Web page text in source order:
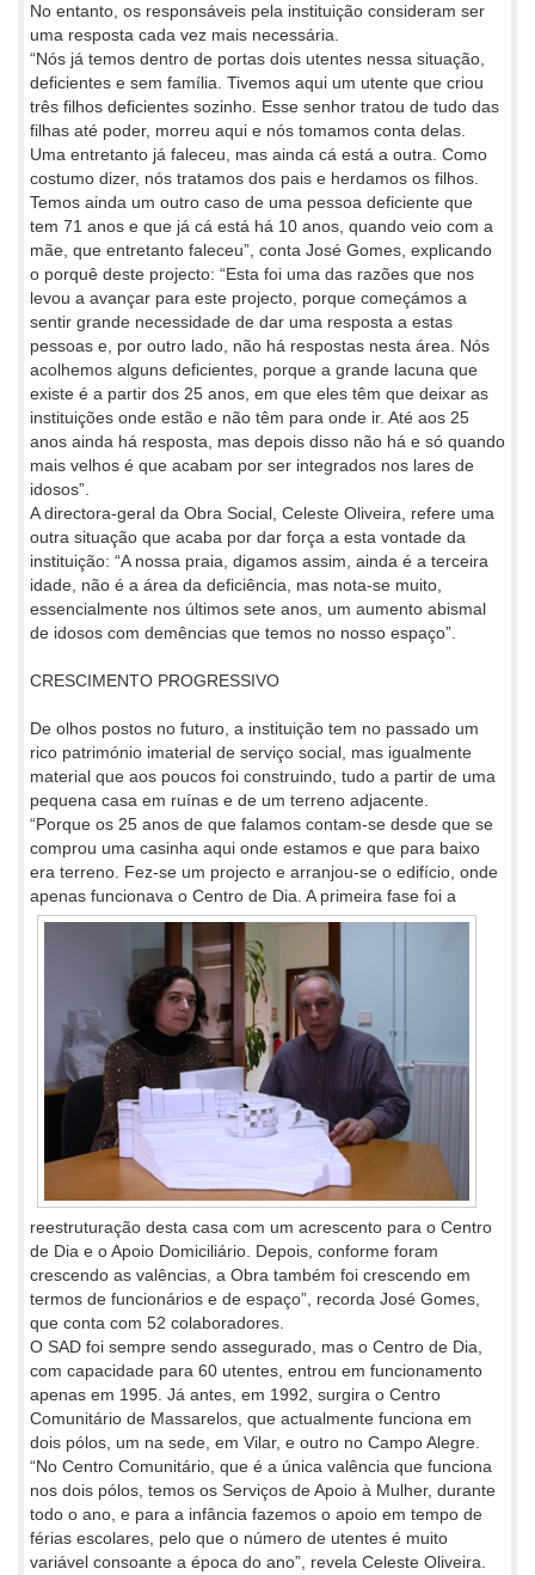
No entanto, os responsáveis pela instituição consideram ser
uma resposta cada vez mais necessária.
“Nós já temos dentro de portas dois utentes nessa situação,
deficientes e sem família. Tivemos aqui um utente que criou
três filhos deficientes sozinho. Esse senhor tratou de tudo das
filhas até poder, morreu aqui e nós tomamos conta delas.
Uma entretanto já faleceu, mas ainda cá está a outra. Como
costumo dizer, nós tratamos dos pais e herdamos os filhos.
Temos ainda um outro caso de uma pessoa deficiente que
tem 71 anos e que já cá está há 10 anos, quando veio com a
mãe, que entretanto faleceu”, conta José Gomes, explicando
o porquê deste projecto: “Esta foi uma das razões que nos
levou a avançar para este projecto, porque começámos a
sentir grande necessidade de dar uma resposta a estas
pessoas e, por outro lado, não há respostas nesta área. Nós
acolhemos alguns deficientes, porque a grande lacuna que
existe é a partir dos 25 anos, em que eles têm que deixar as
instituições onde estão e não têm para onde ir. Até aos 25
anos ainda há resposta, mas depois disso não há e só quando
mais velhos é que acabam por ser integrados nos lares de
idosos”.
A directora-geral da Obra Social, Celeste Oliveira, refere uma
outra situação que acaba por dar força a esta vontade da
instituição: “A nossa praia, digamos assim, ainda é a terceira
idade, não é a área da deficiência, mas nota-se muito,
essencialmente nos últimos sete anos, um aumento abismal
de idosos com demências que temos no nosso espaço”.
CRESCIMENTO PROGRESSIVO
De olhos postos no futuro, a instituição tem no passado um
rico património imaterial de serviço social, mas igualmente
material que aos poucos foi construindo, tudo a partir de uma
pequena casa em ruínas e de um terreno adjacente.
“Porque os 25 anos de que falamos contam-se desde que se
comprou uma casinha aqui onde estamos e que para baixo
era terreno. Fez-se um projecto e arranjou-se o edifício, onde
apenas funcionava o Centro de Dia. A primeira fase foi a
reestruturação desta casa com um acrescento para o Centro
de Dia e o Apoio Domiciliário. Depois, conforme foram
crescendo as valências, a Obra também foi crescendo em
termos de funcionários e de espaço”, recorda José Gomes,
que conta com 52 colaboradores.
O SAD foi sempre sendo assegurado, mas o Centro de Dia,
com capacidade para 60 utentes, entrou em funcionamento
apenas em 1995. Já antes, em 1992, surgira o Centro
Comunitário de Massarelos, que actualmente funciona em
dois pólos, um na sede, em Vilar, e outro no Campo Alegre.
“No Centro Comunitário, que é a única valência que funciona
nos dois pólos, temos os Serviços de Apoio à Mulher, durante
todo o ano, e para a infância fazemos o apoio em tempo de
férias escolares, pelo que o número de utentes é muito
variável consoante a época do ano”, revela Celeste Oliveira.